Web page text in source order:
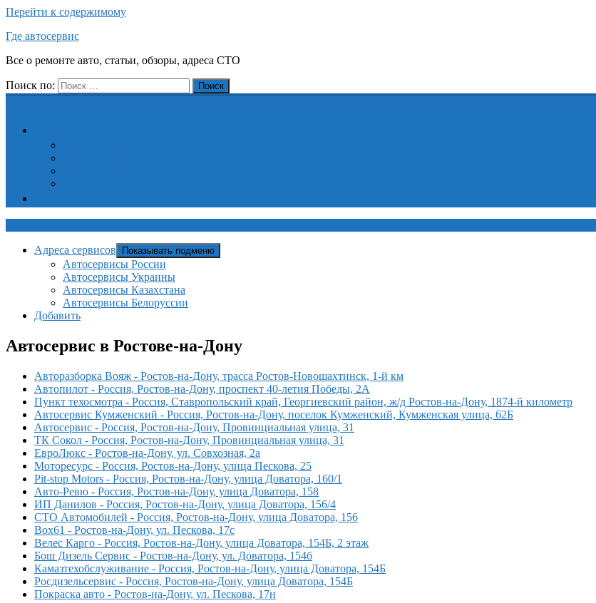
Перейти к содержимому
Где автосервис
Все о ремонте авто, статьи, обзоры, адреса СТО
Поиск по: Поиск
Адреса сервисов Показывать подменю
Автосервисы России
Автосервисы Украины
Автосервисы Казахстана
Автосервисы Белоруссии
Добавить
Автосервис в Ростове-на-Дону
Авторазборка Вояж - Ростов-на-Дону, трасса Ростов-Новошахтинск, 1-й км
Автопилот - Россия, Ростов-на-Дону, проспект 40-летия Победы, 2А
Пункт техосмотра - Россия, Ставропольский край, Георгиевский район, ж/д Ростов-на-Дону, 1874-й километр
Автосервис Кумженский - Россия, Ростов-на-Дону, поселок Кумженский, Кумженская улица, 62Б
Автосервис - Россия, Ростов-на-Дону, Провинциальная улица, 31
ТК Сокол - Россия, Ростов-на-Дону, Провинциальная улица, 31
ЕвроЛюкс - Ростов-на-Дону, ул. Совхозная, 2а
Моторесурс - Россия, Ростов-на-Дону, улица Пескова, 25
Pit-stop Motors - Россия, Ростов-на-Дону, улица Доватора, 160/1
Авто-Ревю - Россия, Ростов-на-Дону, улица Доватора, 158
ИП Данилов - Россия, Ростов-на-Дону, улица Доватора, 156/4
СТО Автомобилей - Россия, Ростов-на-Дону, улица Доватора, 156
Box61 - Ростов-на-Дону, ул. Пескова, 17с
Велес Карго - Россия, Ростов-на-Дону, улица Доватора, 154Б, 2 этаж
Бош Дизель Сервис - Ростов-на-Дону, ул. Доватора, 154б
Камазтехобслуживание - Россия, Ростов-на-Дону, улица Доватора, 154Б
Росдизельсервис - Россия, Ростов-на-Дону, улица Доватора, 154Б
Покраска авто - Ростов-на-Дону, ул. Пескова, 17н